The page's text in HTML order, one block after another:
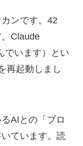
ンです。42
Claude
でいます）とい
再起動しまし
AIとの「ブロ
ています。読